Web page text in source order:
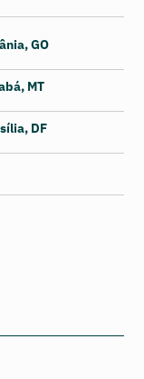
GO
MT
DF